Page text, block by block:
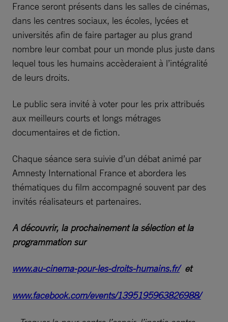
France seront présents dans les salles de cinémas,
dans les centres sociaux, les écoles, lycées et
universités afin de faire partager au plus grand
nombre leur combat pour un monde plus juste dans
lequel tous les humains accèderaient à l’intégralité
de leurs droits.
Le public sera invité à voter pour les prix attribués
aux meilleurs courts et longs métrages
documentaires et de fiction.
Chaque séance sera suivie d’un débat animé par
Amnesty International France et abordera les
thématiques du film accompagné souvent par des
invités réalisateurs et partenaires.
A découvrir, la prochainement la sélection et la
programmation sur
www.au-cinema-pour-les-droits-humains.fr/et
www.facebook.com/events/1395195963826988/